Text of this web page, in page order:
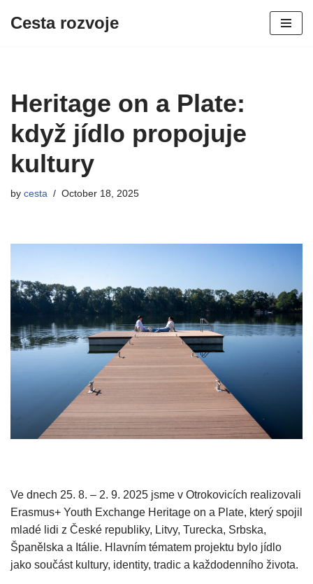
Cesta rozvoje
Heritage on a Plate:
když jídlo propojuje
kultury
by cesta October 18, 2025
Ve dnech 25. 8. – 2. 9. 2025 jsme v Otrokovicích realizovali
Erasmus+ Youth Exchange Heritage on a Plate, který spojil
mladé lidi z České republiky, Litvy, Turecka, Srbska,
Španělska a Itálie. Hlavním tématem projektu bylo jídlo
jako součást kultury, identity, tradic a každodenního života.